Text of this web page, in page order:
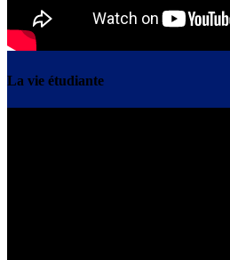
La vie étudiante